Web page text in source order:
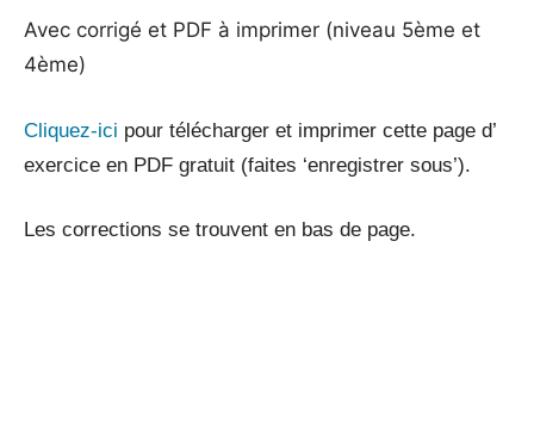
Avec corrigé et PDF à imprimer (niveau 5ème et
4ème)
Cliquez-ici pour télécharger et imprimer cette page d’
exercice en PDF gratuit (faites ‘enregistrer sous’).
Les corrections se trouvent en bas de page.